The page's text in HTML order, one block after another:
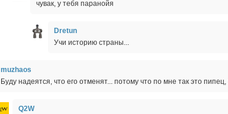
чувак, у тебя паранойя
Dretun
Учи историю страны...
muzhaos
Буду надеятся, что его отменят... потому что по мне так это пипец,
Q2W